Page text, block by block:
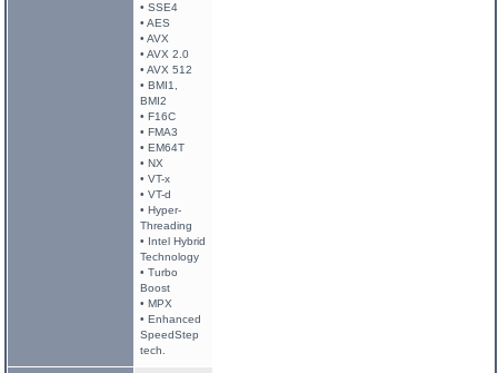
• SSE4
• AES
• AVX
• AVX 2.0
• AVX 512
• BMI1,
BMI2
• F16C
• FMA3
• EM64T
• NX
• VT-x
• VT-d
• Hyper-
Threading
• Intel Hybrid
Technology
• Turbo
Boost
• MPX
• Enhanced
SpeedStep
tech.